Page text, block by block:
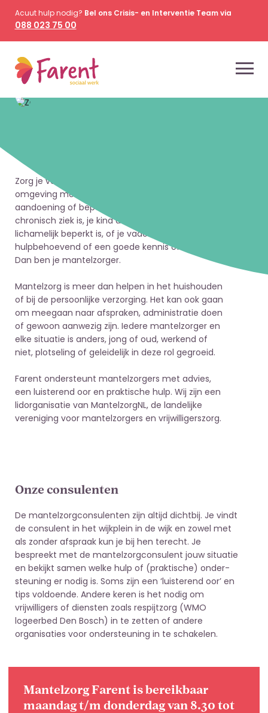
Acuut hulp nodig? Bel ons Crisis- en Interventie Team via
088 023 75 00
Zorg je voor langere tijd voor iemand uit je
omgeving met een ziekte, psychische
aandoening of beperking? Een familielid die
chronisch ziek is, je kind dat verstandelijk of
lichamelijk beperkt is, of je vader of moeder die
hulpbehoevend of een goede kennis of buur?
Dan ben je mantelzorger.
Mantelzorg is meer dan helpen in het huishouden
of bij de persoonlijke verzorging. Het kan ook gaan
om meegaan naar afspraken, administratie doen
of gewoon aanwezig zijn. Iedere mantelzorger en
elke situatie is anders, jong of oud, werkend of
niet, plotseling of geleidelijk in deze rol gegroeid.
Farent ondersteunt mantelzorgers met advies,
een luisterend oor en praktische hulp. Wij zijn een
lidorganisatie van MantelzorgNL, de landelijke
vereniging voor mantelzorgers en vrijwilligerszorg.
Onze consulenten
De mantelzorgconsulenten zijn altijd dichtbij. Je vindt
de consulent in het wijkplein in de wijk en zowel met
als zonder afspraak kun je bij hen terecht. Je
bespreekt met de mantelzorgconsulent jouw situatie
en bekijkt samen welke hulp of (praktische) onder­
steuning er nodig is. Soms zijn een ‘luisterend oor’ en
tips voldoende. Andere keren is het nodig om
vrijwilligers of diensten zoals respijtzorg (WMO
logeerbed Den Bosch) in te zetten of andere
organisaties voor ondersteuning in te schakelen.
Mantelzorg Farent is bereikbaar
maandag t/m donderdag van 8.30 tot